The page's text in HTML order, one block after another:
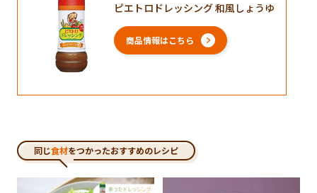
ピエトロドレッシング 和風しょうゆ
商品情報はこちら
同じ食材をつかったおすすめのレシピ